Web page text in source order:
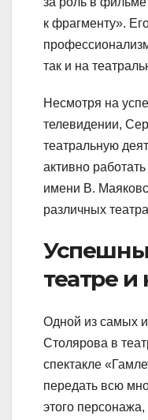
к фрагменту».
так и на
Несмотря на
телевидении,
театральную
активно
имени В.
различных
театре и
Одной из самых
Столярова в
спектакле
передать всю
этого